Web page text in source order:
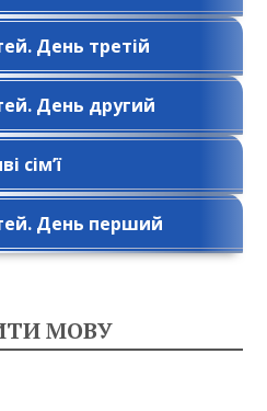
День третій
День другий
сім’ї
День перший
МОВУ